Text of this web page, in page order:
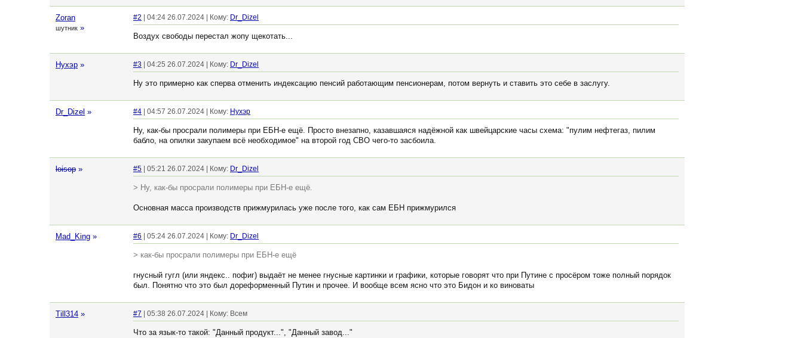
Zoran
шутник »
#2 | 04:24 26.07.2024 | Кому: Dr_Dizel
Воздух свободы перестал жопу щекотать...
Нухэр » #3 | 04:25 26.07.2024 | Кому: Dr_Dizel
Ну это примерно как сперва отменить индексацию пенсий работающим пенсионерам, потом вернуть и ставить это себе в заслугу.
Dr_Dizel » #4 | 04:57 26.07.2024 | Кому: Нухэр
Ну, как-бы просрали полимеры при ЕБН-е ещё. Просто внезапно, казавшаяся надёжной как швейцарские часы схема: "пулим нефтегаз, пилим
бабло, на опилки закупаем всё необходимое" на второй год СВО чего-то засбоила.
loisop » #5 | 05:21 26.07.2024 | Кому: Dr_Dizel
> Ну, как-бы просрали полимеры при ЕБН-е ещё.
Основная масса производств прижмурилась уже после того, как сам ЕБН прижмурился
Mad_King » #6 | 05:24 26.07.2024 | Кому: Dr_Dizel
> как-бы просрали полимеры при ЕБН-е ещё
гнусный гугл (или яндекс.. пофиг) выдаёт не менее гнусные картинки и графики, которые говорят что при Путине с просёром тоже полный порядок
был. Понятно что это был дореформенный Путин и прочее. И вообще всем ясно что это Бидон и ко виноваты
Till314 » #7 | 05:38 26.07.2024 | Кому: Всем
Что за язык-то такой: "Данный продукт...", "Данный завод..."